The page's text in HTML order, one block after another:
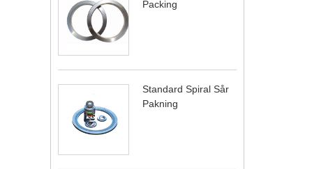
Packing
Standard Spiral Sår
Pakning